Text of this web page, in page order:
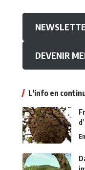
DEVENIR
L'info en